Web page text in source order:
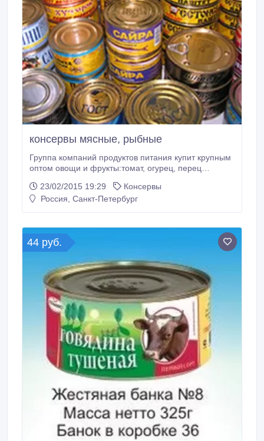
консервы мясные, рыбные
Группа компаний продуктов питания купит крупным
оптом овощи и фрукты:томат, огурец, перец
апельсин, грушу.Продукты питания:консервы
овощные, мясные, рыбные.Бакалея:сахарный
23/02/2015 19:29
Консервы
Россия, Санкт-Петербург
44 руб.